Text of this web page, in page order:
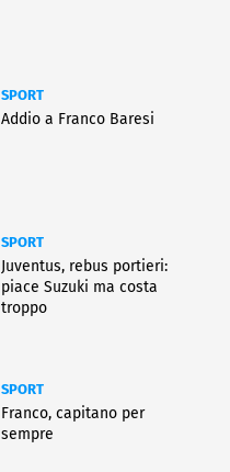
SPORT
Addio a Franco Baresi
SPORT
Juventus, rebus portieri:
piace Suzuki ma costa
troppo
SPORT
Franco, capitano per
sempre